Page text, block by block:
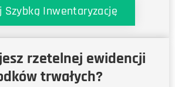
Szybką Inwentaryzację
rzetelnej ewidencji
trwałych?